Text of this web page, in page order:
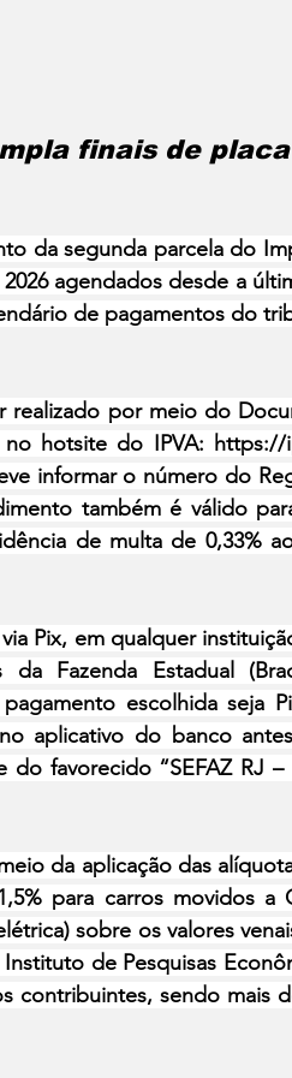
finais de
da segunda parcela do
agendados desde a
de pagamentos do
por meio do
hotsite do IPVA: https://
informar o número do
também é válido
de multa de 0,33%
Pix, em qualquer
Fazenda Estadual
escolhida seja
aplicativo do banco
favorecido “SEFAZ RJ –
da aplicação das
para carros movidos a
sobre os valores
de Pesquisas
contribuintes, sendo mais